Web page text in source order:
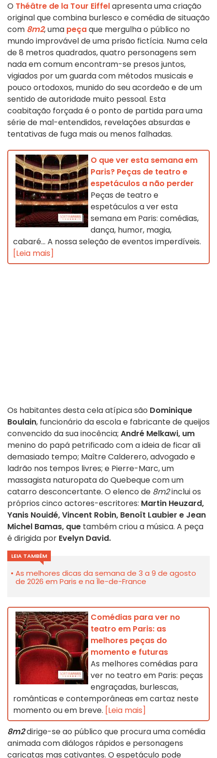
O Théâtre de la Tour Eiffelapresenta uma criação
original que combina burlesco e comédia de situação
com 8m2, uma peçaque mergulha o público no
mundo improvável de uma prisão fictícia. Numa cela
de 8 metros quadrados, quatro personagens sem
nada em comum encontram-se presos juntos,
vigiados por um guarda com métodos musicais e
pouco ortodoxos, munido do seu acordeão e de um
sentido de autoridade muito pessoal. Esta
coabitação forçada é o ponto de partida para uma
série de mal-entendidos, revelações absurdas e
tentativas de fuga mais ou menos falhadas.
O que ver esta semana em
Paris? Peças de teatro e
espetáculos a não perder
Peças de teatro e
espetáculos a ver esta
semana em Paris: comédias,
dança, humor, magia,
cabaré... A nossa seleção de eventos imperdíveis.
[Leia mais]
Os habitantes desta cela atípica são Dominique
Boulain, funcionário da escola e fabricante de queijos
convencido da sua inocência; André Melkawi, um
menino do papá petrificado com a ideia de ficar ali
demasiado tempo; Maître Calderero, advogado e
ladrão nos tempos livres; e Pierre-Marc, um
massagista naturopata do Quebeque com um
catarro desconcertante. O elenco de 8m2inclui os
próprios cinco actores-escritores: Martin Heuzard,
Yanis Nouidé, Vincent Robin, Benoît Laubier e Jean
Michel Bamas, que também criou a música. A peça
é dirigida por Evelyn David.
LEIA TAMBÉM
As melhores dicas da semana de 3 a 9 de agosto
de 2026 em Paris e na Île-de-France
Comédias para ver no
teatro em Paris: as
melhores peças do
momento e futuras
As melhores comédias para
ver no teatro em Paris: peças
engraçadas, burlescas,
românticas e contemporâneas em cartaz neste
momento ou em breve. [Leia mais]
8m2dirige-se ao público que procura uma comédia
animada com diálogos rápidos e personagens
caricatas mas cativantes. O espetáculo pode